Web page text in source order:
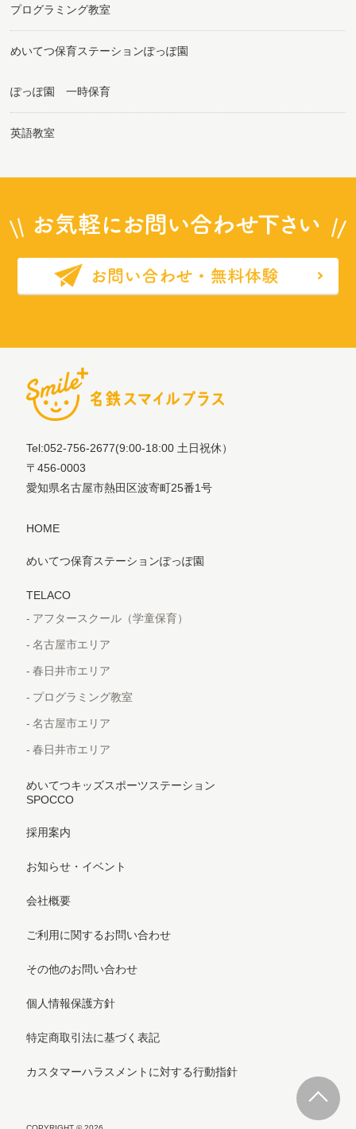
プログラミング教室
めいてつ保育ステーションぽっぽ園
ぽっぽ園 一時保育
英語教室
Tel:052-756-2677(9:00-18:00 土日祝休）
〒456-0003
愛知県名古屋市熱田区波寄町25番1号
HOME
めいてつ保育ステーションぽっぽ園
TELACO
アフタースクール（学童保育）
名古屋市エリア
春日井市エリア
プログラミング教室
名古屋市エリア
春日井市エリア
めいてつキッズスポーツステーション
SPOCCO
採用案内
お知らせ・イベント
会社概要
ご利用に関するお問い合わせ
その他のお問い合わせ
個人情報保護方針
特定商取引法に基づく表記
カスタマーハラスメントに対する行動指針